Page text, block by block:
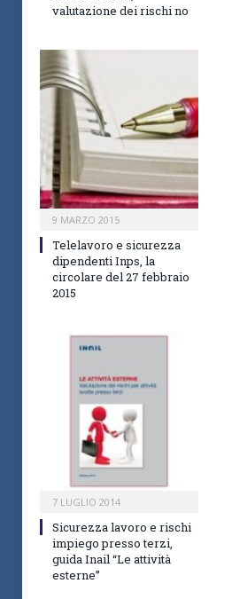
valutazione dei rischi no
9 MARZO 2015
Telelavoro e sicurezza
dipendenti Inps, la
circolare del 27 febbraio
2015
7 LUGLIO 2014
Sicurezza lavoro e rischi
impiego presso terzi,
guida Inail “Le attività
esterne”